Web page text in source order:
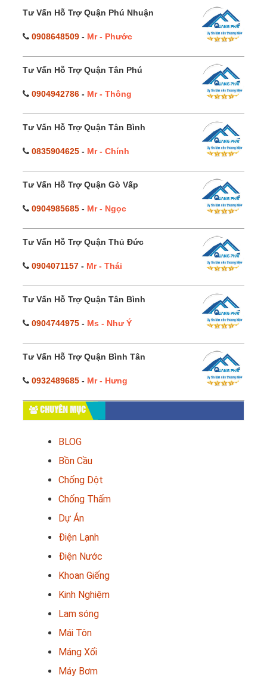
Tư Vấn Hỗ Trợ Quận Phú Nhuận
0908648509 - Mr - Phước
Tư Vấn Hỗ Trợ Quận Tân Phú
0904942786 - Mr - Thông
Tư Vấn Hỗ Trợ Quận Tân Bình
0835904625 - Mr - Chính
Tư Vấn Hỗ Trợ Quận Gò Vấp
0904985685 - Mr - Ngọc
Tư Vấn Hỗ Trợ Quận Thủ Đức
0904071157 - Mr - Thái
Tư Vấn Hỗ Trợ Quận Tân Bình
0904744975 - Ms - Như Ý
Tư Vấn Hỗ Trợ Quận Bình Tân
0932489685 - Mr - Hưng
CHUYÊN MỤC
BLOG
Bồn Cầu
Chống Dột
Chống Thấm
Dự Án
Điện Lạnh
Điện Nước
Khoan Giếng
Kinh Nghiệm
Lam sóng
Mái Tôn
Máng Xối
Máy Bơm